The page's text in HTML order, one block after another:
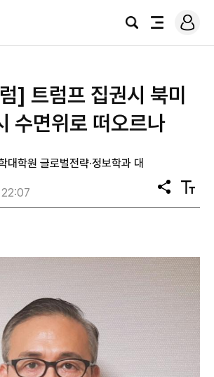
검
전
로
그
] 트럼프 집권시 북미
수면위로 떠오르나
대학원 글로벌전략·정보학과 대
공
유
텍
스